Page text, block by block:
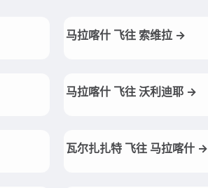
马拉喀什 飞往 索维拉 →
马拉喀什 飞往 沃利迪耶 →
瓦尔扎扎特 飞往 马拉喀什 →